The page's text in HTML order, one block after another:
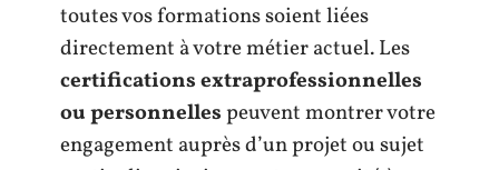
toutes vos formations soient liées
directement à votre métier actuel. Les
certifications extraprofessionnelles
ou personnellespeuvent montrer votre
engagement auprès d’un projet ou sujet